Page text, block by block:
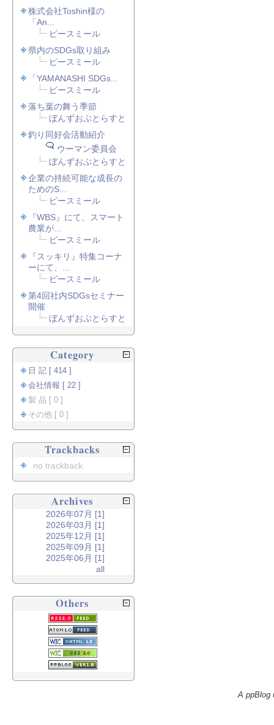
株式会社Toshin様の
「An...
ピースミール
県内のSDGs取り組み
ピースミール
「YAMANASHI SDGs...
ピースミール
落ち葉の舞う季節
ぼんずおぶとらすと
釣り同好会活動紹介
ウーマン委員会
ぼんずおぶとらすと
企業の持続可能な成長の
ためのS...
ピースミール
『WBS』にて、スマート
農業が...
ピースミール
『スッキリ』特集コーナ
ーにて、...
ピースミール
第4回社内SDGsセミナー
開催
ぼんずおぶとらすと
Category
日 記 [ 414 ]
会社情報 [ 22 ]
製 品 [ 0 ]
その他 [ 0 ]
Trackbacks
no trackback
Archives
2026年07月 [1]
2026年03月 [1]
2025年12月 [1]
2025年09月 [1]
2025年06月 [1]
all
Others
A ppBlog